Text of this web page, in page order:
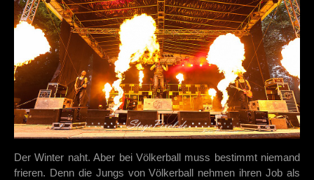
Der Winter naht. Aber bei Völkerball muss bestimmt niemand
frieren. Denn die Jungs von Völkerball nehmen ihren Job als